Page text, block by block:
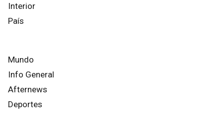
Interior
País
Mundo
Info General
Afternews
Deportes